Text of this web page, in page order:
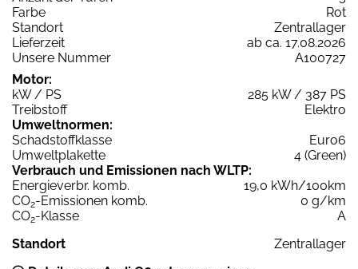
Farbe
Rot
Standort
Zentrallager
Lieferzeit
ab ca. 17.08.2026
Unsere Nummer
A100727
Motor:
kW / PS
285 kW / 387 PS
Treibstoff
Elektro
Umweltnormen:
Schadstoffklasse
Euro6
Umweltplakette
4 (Green)
Verbrauch und Emissionen nach WLTP:
Energieverbr. komb.
19,0 kWh/100km
CO2-Emissionen komb.
0 g/km
CO2-Klasse
A
Standort
Zentrallager